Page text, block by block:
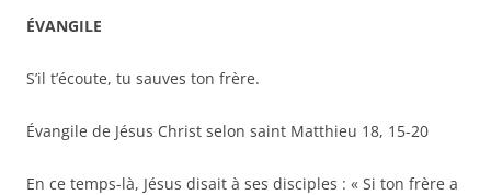
ÉVANGILE
S’il t’écoute, tu sauves ton frère.
Évangile de Jésus Christ selon saint Matthieu 18, 15-20
En ce temps-là, Jésus disait à ses disciples : « Si ton frère a